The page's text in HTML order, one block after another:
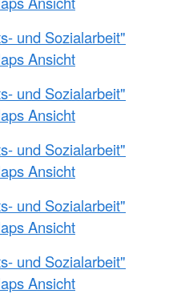
und Sozialarbeit"
Ansicht
und Sozialarbeit"
Ansicht
und Sozialarbeit"
Ansicht
und Sozialarbeit"
Ansicht
und Sozialarbeit"
Ansicht